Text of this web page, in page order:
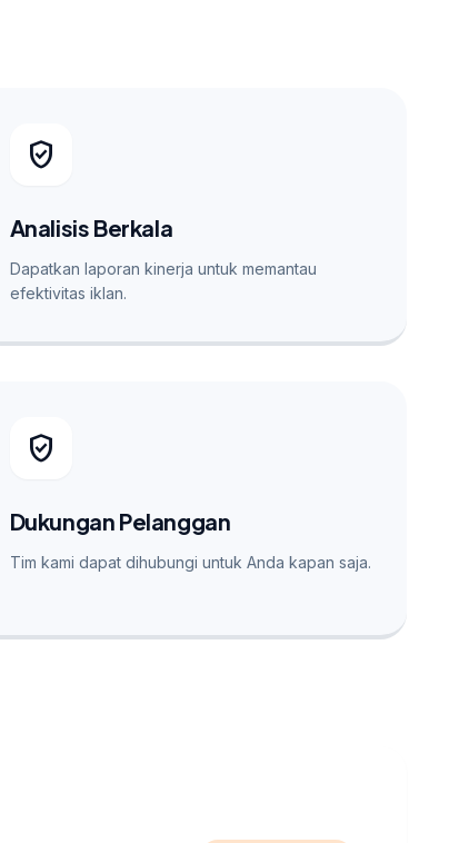
verified_user
Analisis Berkala
Dapatkan laporan kinerja untuk memantau
efektivitas iklan.
verified_user
Dukungan Pelanggan
Tim kami dapat dihubungi untuk Anda kapan saja.